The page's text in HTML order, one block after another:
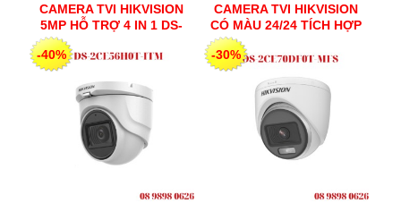
CAMERA TVI HIKVISION
5MP HỖ TRỢ 4 IN 1 DS-
2CE56H0T-ITM
-40%
CAMERA TVI HIKVISION
CÓ MÀU 24/24 TÍCH HỢP
MIC 2MP DS-2CE70DF0T-
MFS
-30%